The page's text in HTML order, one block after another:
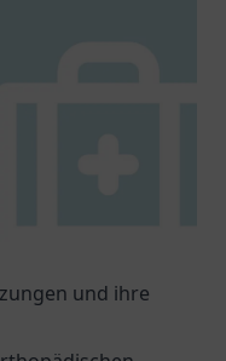
und ihre